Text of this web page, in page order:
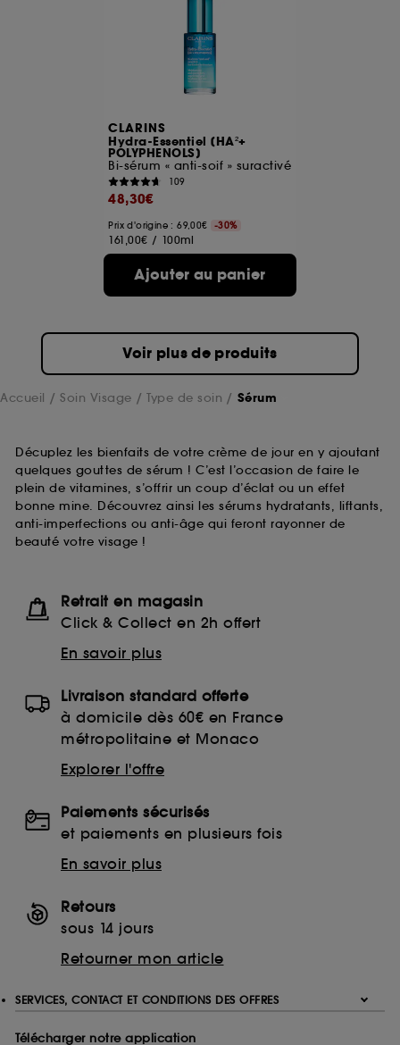
CLARINS
Hydra-Essentiel [HA²+
POLYPHENOLS]
Bi-sérum « anti-soif » suractivé
109
48,30€
Prix d'origine : 69,00€ -30%
161,00€ / 100ml
Ajouter au panier
Voir plus de produits
Accueil Soin Visage Type de soin Sérum
Décuplez les bienfaits de votre crème de jour en y ajoutant
quelques gouttes de sérum ! C’est l’occasion de faire le
plein de vitamines, s’offrir un coup d’éclat ou un effet
bonne mine. Découvrez ainsi les sérums hydratants, liftants,
anti-imperfections ou anti-âge qui feront rayonner de
beauté votre visage !
Retrait en magasin
Click & Collect en 2h offert
En savoir plus
Livraison standard offerte
à domicile dès 60€ en France
métropolitaine et Monaco
Explorer l'offre
Paiements sécurisés
et paiements en plusieurs fois
En savoir plus
Retours
sous 14 jours
Retourner mon article
SERVICES, CONTACT ET CONDITIONS DES OFFRES
Télécharger notre application
Cookies de sécurisation des paiements en ligne :
ils nous permettent de lutter notamment contre les
fraudes aux moyens de paiement et les
usurpations d’identité.
Cookies fonctionnels :
permettant l’affichage et/ou la fourniture de
certaines fonctionnalités du site, tel que les
cookies d’authentification qui sont utilisés afin de
vous faire bénéficier de l’authentification
compte lors de votre prochaine visite sur le site
sans saisir à nouveau votre identifiant et mot de
A l'exception des cookies techniques, le dépôt et la
lecture de ces traceurs requiert votre accord. Vous
pouvez personnaliser vos choix concernant le dépôt
choix" ci-dessous ou décider de "tout accepter".
finalités acceptées, avec les données personnelles
collectées ou générées lors de votre activité en ligne
ou en magasin. Pour refuser tous les cookies, cliques
sur "continuer sans accepter". Voous pouvez à tout
moment choisir de retirer votrte consentement. Si vous
souhaitez obtenir plus d'information sur les cookies
cliquez